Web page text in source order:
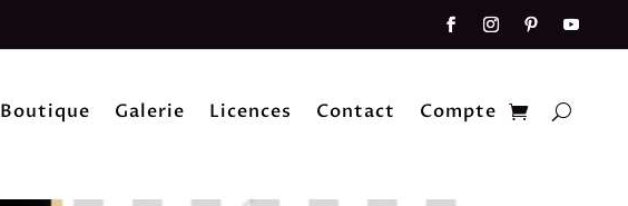
Boutique Galerie Licences Contact Compte